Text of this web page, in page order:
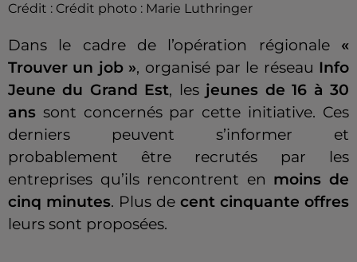
Crédit : Crédit photo : Marie Luthringer
Dans le cadre de l’opération régionale«
Trouver un job », organisé par le réseau Info
Jeune du Grand Est, les jeunes de 16 à 30
ans sont concernés par cette initiative. Ces
derniers peuvent s’informer et
probablement être recrutés par les
entreprises qu’ils rencontrent en moins de
cinq minutes. Plus de cent cinquante offres
leurs sont proposées.